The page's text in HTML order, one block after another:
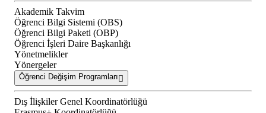
Akademik Takvim
Öğrenci Bilgi Sistemi (OBS)
Öğrenci Bilgi Paketi (OBP)
Öğrenci İşleri Daire Başkanlığı
Yönetmelikler
Yönergeler
Öğrenci Değişim Programları
Dış İlişkiler Genel Koordinatörlüğü